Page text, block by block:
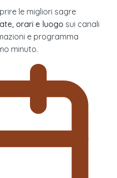
le migliori sagre
orari e luogo sui canali
e programma
minuto.